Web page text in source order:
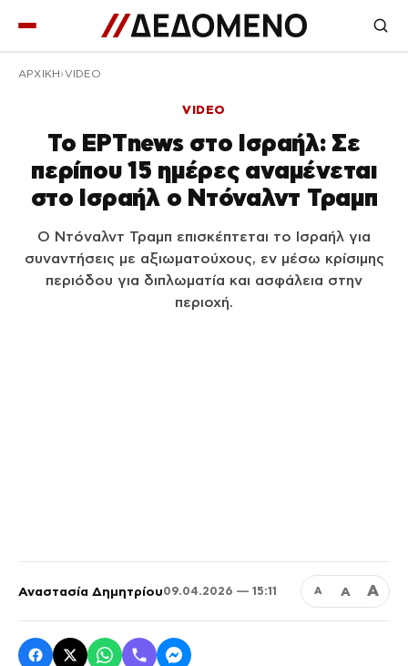
ΑΡΧΙΚΉ VIDEO
VIDEO
Το ΕΡΤnews στο Ισραήλ: Σε
περίπου 15 ημέρες αναμένεται
στο Ισραήλ ο Ντόναλντ Τραμπ
Ο Ντόναλντ Τραμπ επισκέπτεται το Ισραήλ για
συναντήσεις με αξιωματούχους, εν μέσω κρίσιμης
περιόδου για διπλωματία και ασφάλεια στην
περιοχή.
Αναστασία Δημητρίου09.04.2026 — 15:11 Α Α Α